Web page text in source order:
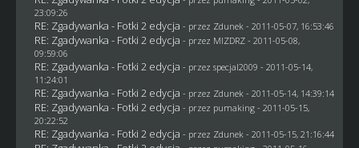
23:09:26
RE: Zgadywanka - Fotki 2 edycja - przez Zdunek - 2011-05-07, 16:53:46
RE: Zgadywanka - Fotki 2 edycja - przez MIZDRZ- 2011-05-08,
09:59:06
RE: Zgadywanka - Fotki 2 edycja - przez specjal2009 - 2011-05-14,
11:24:01
RE: Zgadywanka - Fotki 2 edycja - przez Zdunek - 2011-05-14, 14:39:14
RE: Zgadywanka - Fotki 2 edycja - przez pumaking- 2011-05-15,
20:22:52
RE: Zgadywanka - Fotki 2 edycja - przez Zdunek - 2011-05-15, 21:16:44